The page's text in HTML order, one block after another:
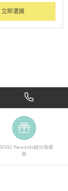
立即選購
Rewards積分換禮
券